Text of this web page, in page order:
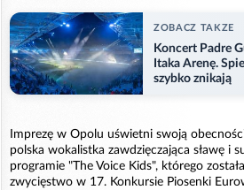
ZOBACZ TAKZE
Koncert Padre
Itaka Arenę.
szybko znikają
Imprezę w Opolu uświetni swoją
polska wokalistka zawdzięczająca sławę i
programie "The Voice Kids", którego
zwycięstwo w 17. Konkursie Piosenki